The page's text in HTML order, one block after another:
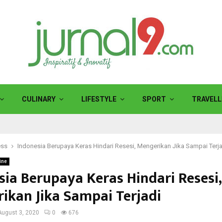
CULINARY LIFESTYLE SPORT
Indonesia Berupaya Keras Hindari Resesi, Mengerikan Jika Sampai
Berupaya Keras Hindari Resesi,
Jika Sampai Terjadi
3, 2020 0 676